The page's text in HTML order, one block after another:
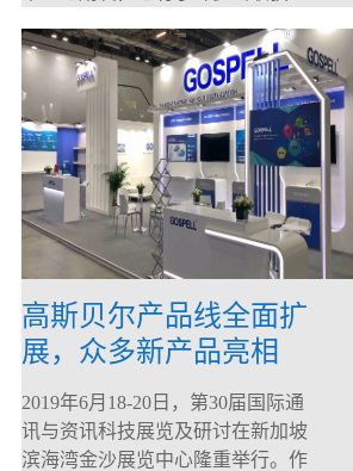
高斯贝尔产品线全面扩
展，众多新产品亮相
CommunicAsia 2019
2019年6月18-20日，第30届国际通
讯与资讯科技展览及研讨在新加坡
滨海湾金沙展览中心隆重举行。作